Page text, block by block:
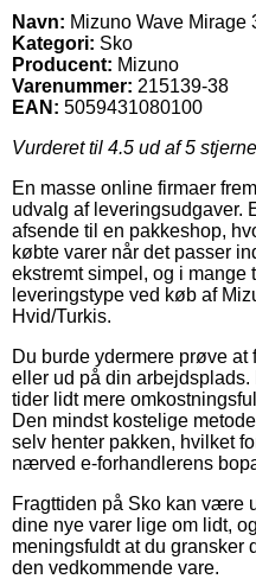
Navn: Mizuno Wave Mirage
Kategori: Sko
Producent: Mizuno
Varenummer: 215139-38
EAN: 5059431080100
Vurderet til 4.5 ud af 5
En masse online firmaer
udvalg af leveringsudgaver.
afsende til en pakkeshop,
købte varer når det passer
ekstremt simpel, og i
leveringstype ved køb af
Hvid/Turkis.
Du burde ydermere prøve
eller ud på din
tider lidt mere
Den mindst kostelige
selv henter pakken, hvilket
nærved e-forhandlerens
Fragttiden på Sko kan være
dine nye varer lige om lidt,
meningsfuldt at du gransker
den vedkommende vare.